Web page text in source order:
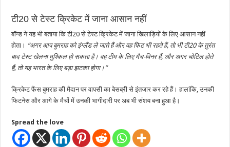
टी20 से टेस्ट क्रिकेट में जाना आसान नहीं
बॉन्ड ने यह भी बताया कि टी20 से टेस्ट क्रिकेट में जाना खिलाड़ियों के लिए आसान नहीं
होता। “अगर आप बुमराह को इंग्लैंड ले जाते हैं और वह फिट भी रहते हैं, तो भी टी20 के तुरंत
बाद टेस्ट खेलना मुश्किल हो सकता है। वह टीम के लिए मैच-विनर हैं, और अगर चोटिल होते
हैं, तो यह भारत के लिए बड़ा झटका होगा।”
क्रिकेट फैंस बुमराह की मैदान पर वापसी का बेसब्री से इंतजार कर रहे हैं। हालांकि, उनकी
फिटनेस और आगे के मैचों में उनकी भागीदारी पर अब भी संशय बना हुआ है।
Spread the love